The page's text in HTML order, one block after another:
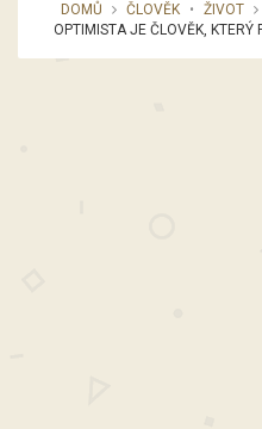
DOMŮ ČLOVĚK •
ŽIVOT
OPTIMISTA JE ČLOVĚK, KTERÝ